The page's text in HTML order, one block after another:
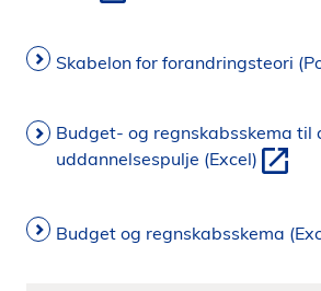
Skabelon for forandringsteori
Budget- og regnskabsskema til
uddannelsespulje (Excel)
Budget og regnskabsskema